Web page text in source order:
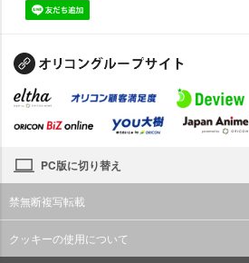
PC版に切り替え
禁無断複写転載
クッキーの使用について